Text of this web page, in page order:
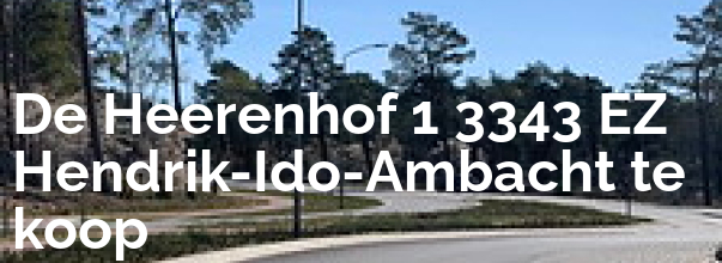
De Heerenhof 1 3343 EZ
Hendrik-Ido-Ambacht te
koop